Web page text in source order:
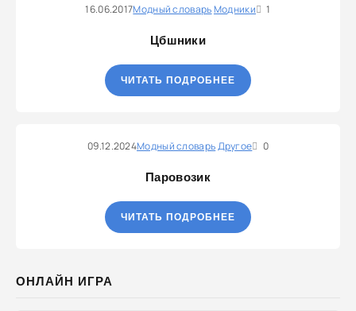
16.06.2017Модный словарьМодники 1
Цбшники
ЧИТАТЬ ПОДРОБНЕЕ
09.12.2024Модный словарьДругое 0
Паровозик
ЧИТАТЬ ПОДРОБНЕЕ
ОНЛАЙН ИГРА